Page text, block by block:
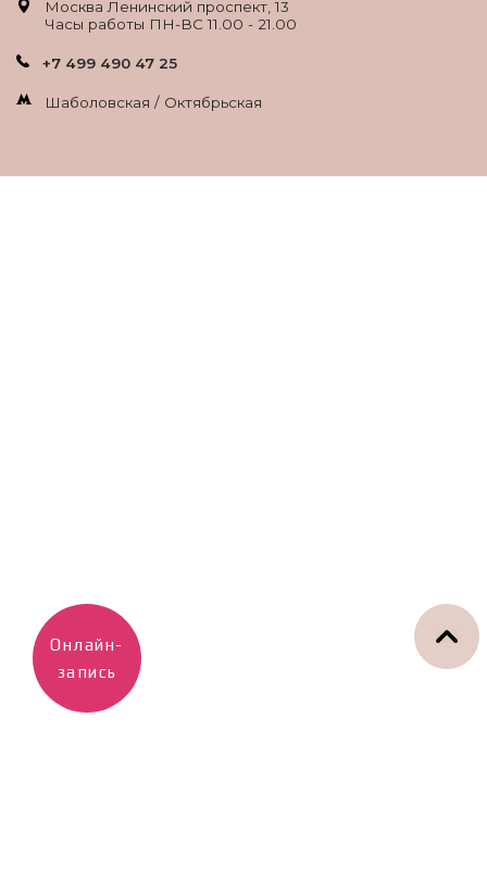
Москва Ленинский проспект, 13
Часы работы ПН-ВС 11.00 - 21.00
+7 499 490 47 25
Шаболовская / Октябрьская
Онлайн-
запись